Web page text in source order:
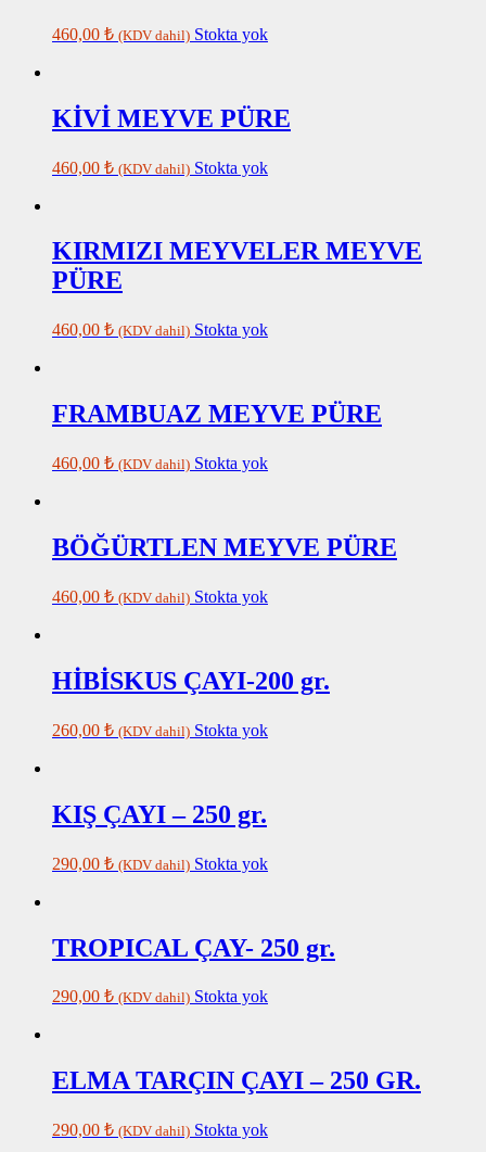
460,00 ₺ (KDV dahil) Stokta yok
KİVİ MEYVE PÜRE
460,00 ₺ (KDV dahil) Stokta yok
KIRMIZI MEYVELER MEYVE
PÜRE
460,00 ₺ (KDV dahil) Stokta yok
FRAMBUAZ MEYVE PÜRE
460,00 ₺ (KDV dahil) Stokta yok
BÖĞÜRTLEN MEYVE PÜRE
460,00 ₺ (KDV dahil) Stokta yok
HİBİSKUS ÇAYI-200 gr.
260,00 ₺ (KDV dahil) Stokta yok
KIŞ ÇAYI – 250 gr.
290,00 ₺ (KDV dahil) Stokta yok
TROPICAL ÇAY- 250 gr.
290,00 ₺ (KDV dahil) Stokta yok
ELMA TARÇIN ÇAYI – 250 GR.
290,00 ₺ (KDV dahil) Stokta yok